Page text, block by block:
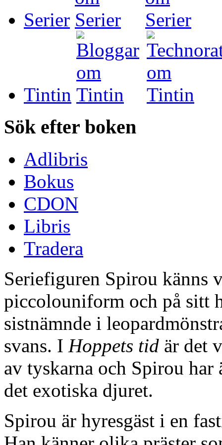
Serier
Tintin
Sök efter boken
Adlibris
Bokus
CDON
Libris
Tradera
Seriefiguren Spirou känns
piccolouniform och på sitt
sistnämnde i
svans. I Hoppets tid är det
av tyskarna och Spirou
det exotiska djuret.
Spirou är hyresgäst i en